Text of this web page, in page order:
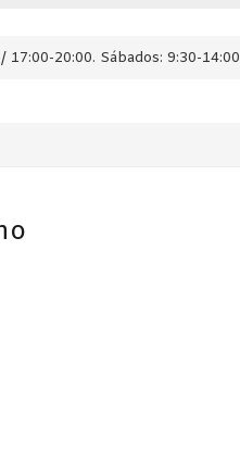
20:00. Sábados: 9:30-14:00